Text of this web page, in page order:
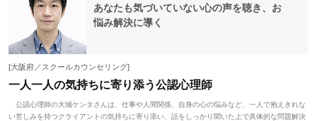
あなたも気づいていない心の声を聴き、お
悩み解決に導く
[大阪府／スクールカウンセリング]
一人一人の気持ちに寄り添う公認心理師
公認心理師の大城ケンタさんは、仕事や人間関係、自身の心の悩みなど、一人で抱えきれな
い苦しみを持つクライアントの気持ちに寄り添い、話をしっかり聞いた上で具体的な問題解決